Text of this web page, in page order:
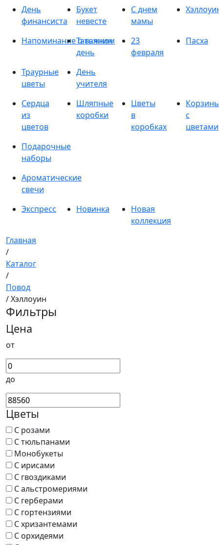
День
финансиста
Букет
невесте
С днем
мамы
Напоминание о важном
Татьянин
день
23
февраля
Пасха
Траурные
цветы
День
учителя
Сердца
из
цветов
Шляпные
коробки
Цветы
в
коробках
с
цветами
Подарочные
наборы
Ароматические
свечи
Экспресс
Новинка
Новая
коллекция
Главная
/
Каталог
/
Повод
/ Хэллоуин
Фильтры
Цена
от
до
Цветы
С розами
С тюльпанами
Монобукеты
С ирисами
С гвоздиками
С альстромериями
С герберами
С гортензиями
С хризантемами
С орхидеями